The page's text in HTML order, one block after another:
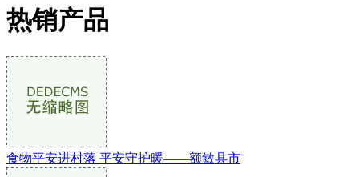
热销产品
食物平安进村落 平安守护暖——额敏县市